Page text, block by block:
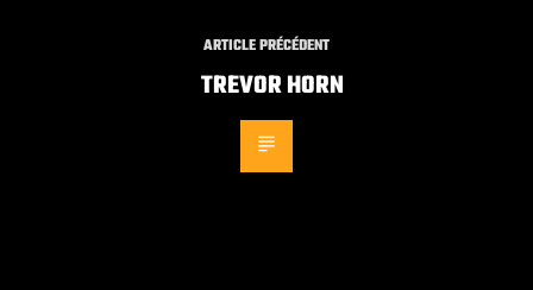
ARTICLE PRÉCÉDENT
TREVOR HORN